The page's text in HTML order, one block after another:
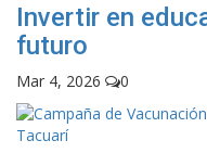
Invertir en
futuro
Mar 4, 2026 0